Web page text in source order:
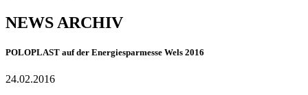
NEWS ARCHIV
POLOPLAST auf der Energiesparmesse Wels 2016
24.02.2016